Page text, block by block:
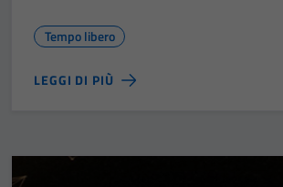
Tempo libero
LEGGI DI PIÙ